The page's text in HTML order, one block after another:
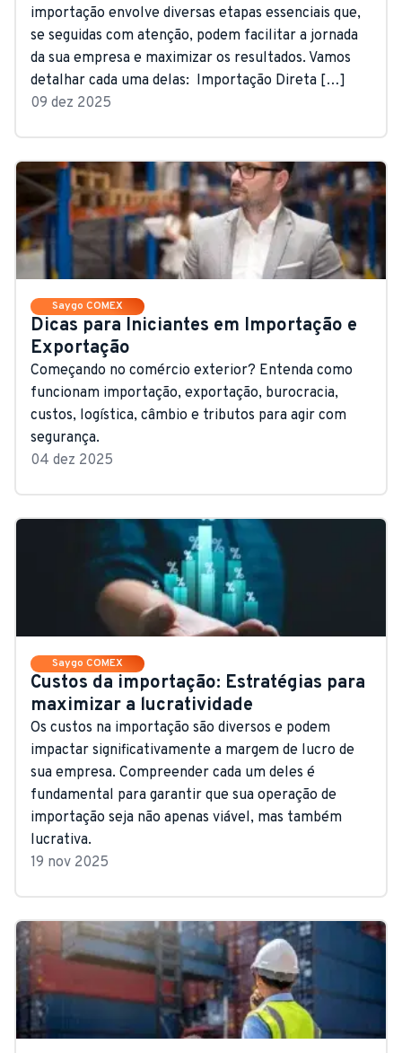
importação envolve diversas etapas essenciais que,
se seguidas com atenção, podem facilitar a jornada
da sua empresa e maximizar os resultados. Vamos
detalhar cada uma delas: ‍ Importação Direta […]
09 dez 2025
Saygo COMEX
Dicas para Iniciantes em Importação e
Exportação
Começando no comércio exterior? Entenda como
funcionam importação, exportação, burocracia,
custos, logística, câmbio e tributos para agir com
segurança.
04 dez 2025
Saygo COMEX
Custos da importação: Estratégias para
maximizar a lucratividade
Os custos na importação são diversos e podem
impactar significativamente a margem de lucro de
sua empresa. Compreender cada um deles é
fundamental para garantir que sua operação de
importação seja não apenas viável, mas também
lucrativa.
19 nov 2025